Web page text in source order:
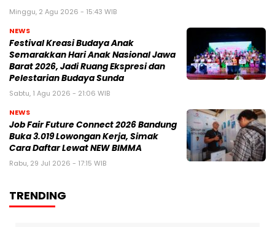
Minggu, 2 Agu 2026 - 15:43 WIB
NEWS
Festival Kreasi Budaya Anak
Semarakkan Hari Anak Nasional Jawa
Barat 2026, Jadi Ruang Ekspresi dan
Pelestarian Budaya Sunda
Sabtu, 1 Agu 2026 - 21:06 WIB
NEWS
Job Fair Future Connect 2026 Bandung
Buka 3.019 Lowongan Kerja, Simak
Cara Daftar Lewat NEW BIMMA
Rabu, 29 Jul 2026 - 17:15 WIB
TRENDING